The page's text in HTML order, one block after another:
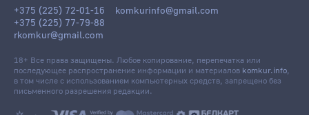
Мы находимся:
ул. Московская, 42, г. Бобруйск, Беларусь, 213826
Рекламный отдел:
Журналисты: